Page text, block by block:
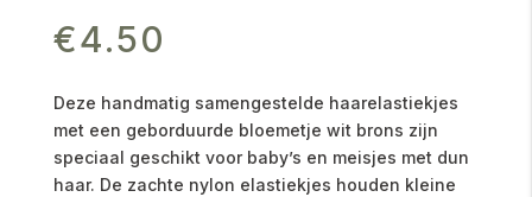
€4.50
Deze handmatig samengestelde haarelastiekjes
met een geborduurde bloemetje wit brons zijn
speciaal geschikt voor baby’s en meisjes met dun
haar. De zachte nylon elastiekjes houden kleine